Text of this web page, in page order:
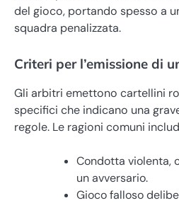
del gioco, portando spesso a
squadra penalizzata.
Criteri per l’emissione di
Gli arbitri emettono cartellini
specifici che indicano una
regole. Le ragioni comuni
Condotta violenta,
un avversario.
Gioco falloso